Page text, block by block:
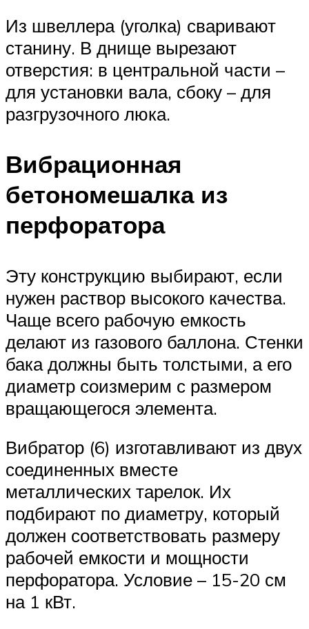
Из швеллера (уголка) сваривают
станину. В днище вырезают
отверстия: в центральной части –
для установки вала, сбоку – для
разгрузочного люка.
Вибрационная
бетономешалка из
перфоратора
Эту конструкцию выбирают, если
нужен раствор высокого качества.
Чаще всего рабочую емкость
делают из газового баллона. Стенки
бака должны быть толстыми, а его
диаметр соизмерим с размером
вращающегося элемента.
Вибратор (6) изготавливают из двух
соединенных вместе
металлических тарелок. Их
подбирают по диаметру, который
должен соответствовать размеру
рабочей емкости и мощности
перфоратора. Условие – 15-20 см
на 1 кВт.